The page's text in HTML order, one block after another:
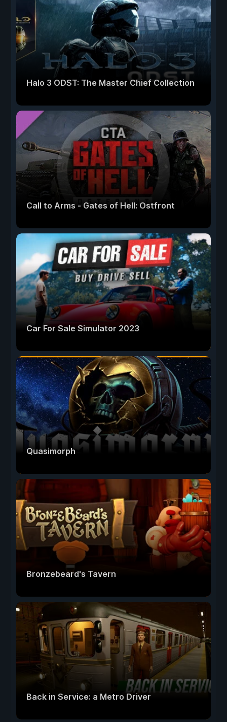
Halo 3 ODST: The Master Chief Collection
Call to Arms - Gates of Hell: Ostfront
Car For Sale Simulator 2023
Quasimorph
Bronzebeard's Tavern
Back in Service: a Metro Driver